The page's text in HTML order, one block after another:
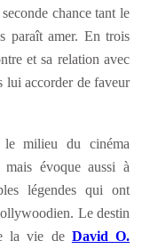
chance tant le
paraît amer. En trois
et sa relation avec
lui accorder de faveur
le milieu du cinéma
évoque aussi à
légendes qui ont
Le destin
la vie de David O.